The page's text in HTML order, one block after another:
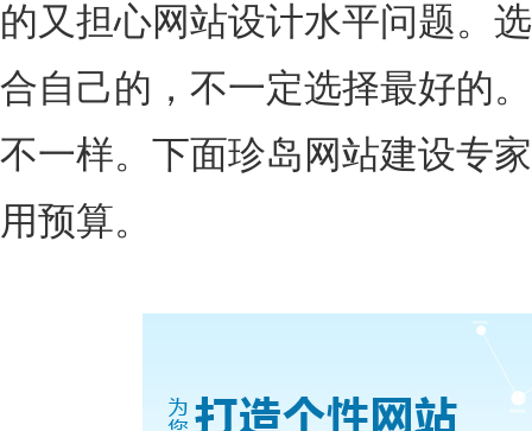
的又担心网站设计水平问题。
合自己的，不一定选择最好的
不一样。下面珍岛网站建设专
用预算。